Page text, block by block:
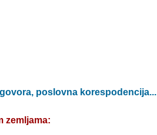
poslovna korespodencija...
zemljama: